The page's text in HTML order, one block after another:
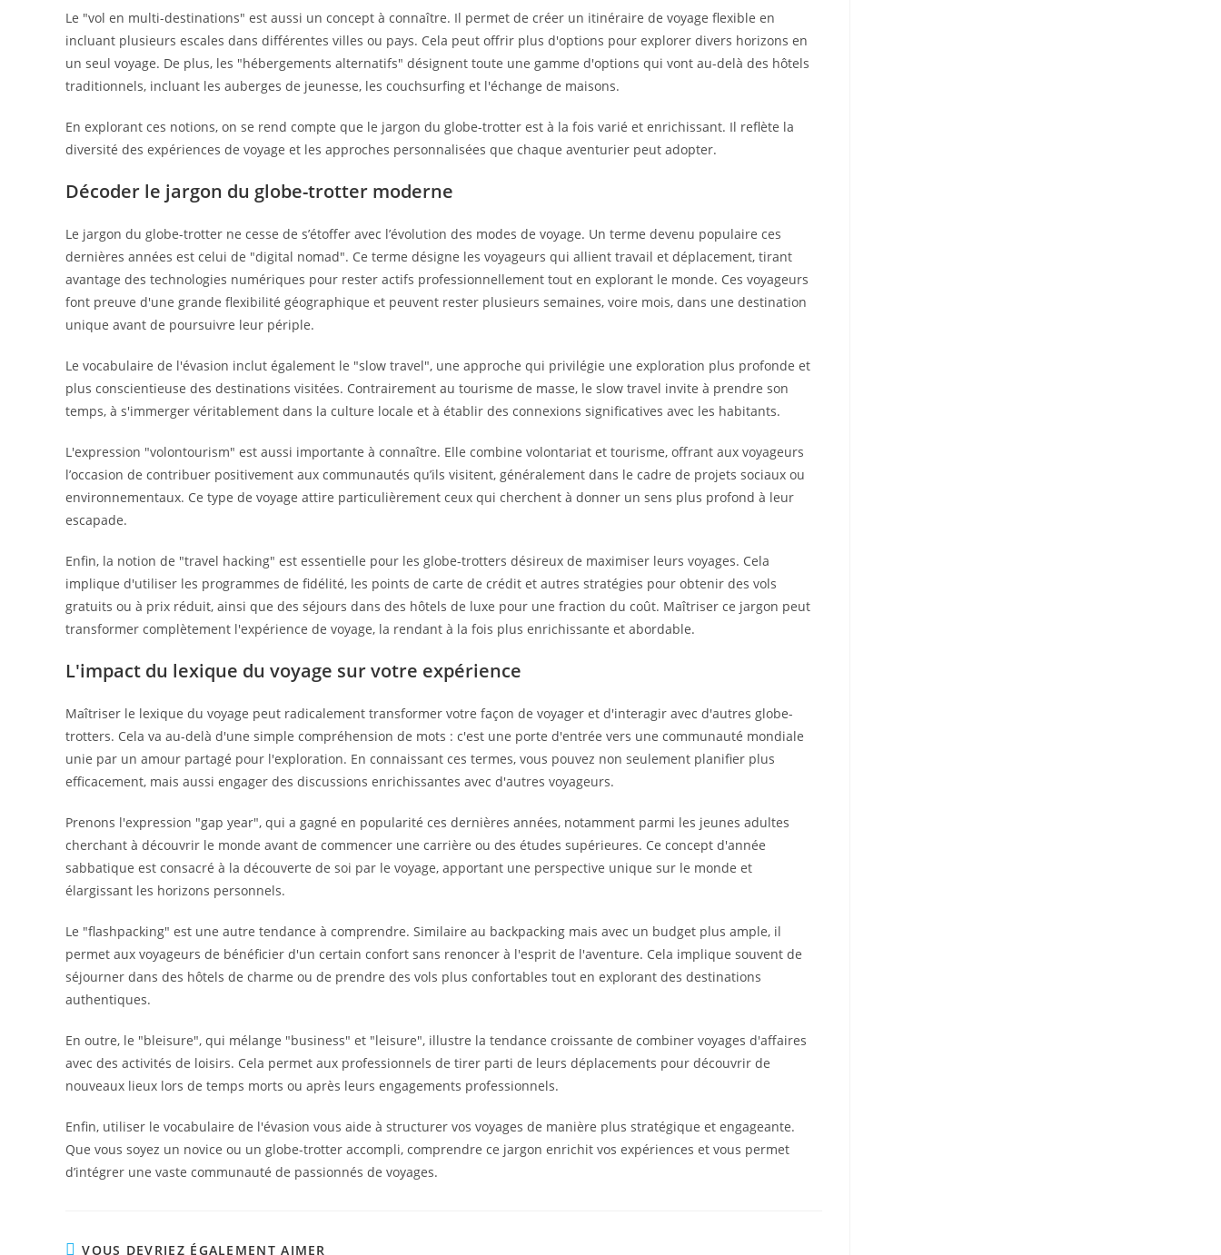
Le "vol en multi-destinations" est aussi un concept à connaître. Il permet de créer un itinéraire de voyage flexible en
incluant plusieurs escales dans différentes villes ou pays. Cela peut offrir plus d'options pour explorer divers horizons en
un seul voyage. De plus, les "hébergements alternatifs" désignent toute une gamme d'options qui vont au-delà des hôtels
traditionnels, incluant les auberges de jeunesse, les couchsurfing et l'échange de maisons.
En explorant ces notions, on se rend compte que le jargon du globe-trotter est à la fois varié et enrichissant. Il reflète la
diversité des expériences de voyage et les approches personnalisées que chaque aventurier peut adopter.
Décoder le jargon du globe-trotter moderne
Le jargon du globe-trotter ne cesse de s’étoffer avec l’évolution des modes de voyage. Un terme devenu populaire ces
dernières années est celui de "digital nomad". Ce terme désigne les voyageurs qui allient travail et déplacement, tirant
avantage des technologies numériques pour rester actifs professionnellement tout en explorant le monde. Ces voyageurs
font preuve d'une grande flexibilité géographique et peuvent rester plusieurs semaines, voire mois, dans une destination
unique avant de poursuivre leur périple.
Le vocabulaire de l'évasion inclut également le "slow travel", une approche qui privilégie une exploration plus profonde et
plus conscientieuse des destinations visitées. Contrairement au tourisme de masse, le slow travel invite à prendre son
temps, à s'immerger véritablement dans la culture locale et à établir des connexions significatives avec les habitants.
L'expression "volontourism" est aussi importante à connaître. Elle combine volontariat et tourisme, offrant aux voyageurs
l’occasion de contribuer positivement aux communautés qu’ils visitent, généralement dans le cadre de projets sociaux ou
environnementaux. Ce type de voyage attire particulièrement ceux qui cherchent à donner un sens plus profond à leur
escapade.
Enfin, la notion de "travel hacking" est essentielle pour les globe-trotters désireux de maximiser leurs voyages. Cela
implique d'utiliser les programmes de fidélité, les points de carte de crédit et autres stratégies pour obtenir des vols
gratuits ou à prix réduit, ainsi que des séjours dans des hôtels de luxe pour une fraction du coût. Maîtriser ce jargon peut
transformer complètement l'expérience de voyage, la rendant à la fois plus enrichissante et abordable.
L'impact du lexique du voyage sur votre expérience
Maîtriser le lexique du voyage peut radicalement transformer votre façon de voyager et d'interagir avec d'autres globe-
trotters. Cela va au-delà d'une simple compréhension de mots : c'est une porte d'entrée vers une communauté mondiale
unie par un amour partagé pour l'exploration. En connaissant ces termes, vous pouvez non seulement planifier plus
efficacement, mais aussi engager des discussions enrichissantes avec d'autres voyageurs.
Prenons l'expression "gap year", qui a gagné en popularité ces dernières années, notamment parmi les jeunes adultes
cherchant à découvrir le monde avant de commencer une carrière ou des études supérieures. Ce concept d'année
sabbatique est consacré à la découverte de soi par le voyage, apportant une perspective unique sur le monde et
élargissant les horizons personnels.
Le "flashpacking" est une autre tendance à comprendre. Similaire au backpacking mais avec un budget plus ample, il
permet aux voyageurs de bénéficier d'un certain confort sans renoncer à l'esprit de l'aventure. Cela implique souvent de
séjourner dans des hôtels de charme ou de prendre des vols plus confortables tout en explorant des destinations
authentiques.
En outre, le "bleisure", qui mélange "business" et "leisure", illustre la tendance croissante de combiner voyages d'affaires
avec des activités de loisirs. Cela permet aux professionnels de tirer parti de leurs déplacements pour découvrir de
nouveaux lieux lors de temps morts ou après leurs engagements professionnels.
Enfin, utiliser le vocabulaire de l'évasion vous aide à structurer vos voyages de manière plus stratégique et engageante.
Que vous soyez un novice ou un globe-trotter accompli, comprendre ce jargon enrichit vos expériences et vous permet
d’intégrer une vaste communauté de passionnés de voyages.
VOUS DEVRIEZ ÉGALEMENT AIMER